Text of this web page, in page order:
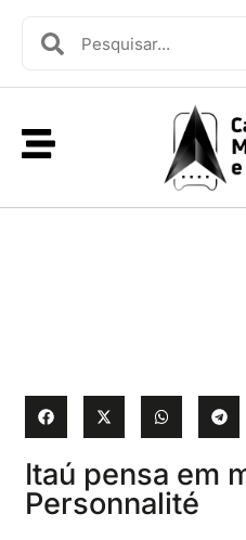
Itaú pensa em
Personnalité